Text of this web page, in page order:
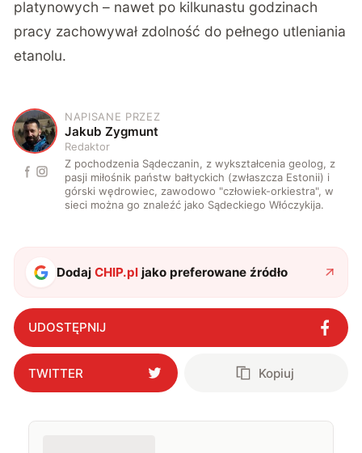
platynowych – nawet po kilkunastu godzinach
pracy zachowywał zdolność do pełnego utleniania
etanolu.
J
NAPISANE PRZEZ
Jakub Zygmunt
Redaktor
Z pochodzenia Sądeczanin, z wykształcenia geolog, z
pasji miłośnik państw bałtyckich (zwłaszcza Estonii) i
górski wędrowiec, zawodowo "człowiek-orkiestra", w
sieci można go znaleźć jako Sądeckiego Włóczykija.
DodajCHIP.pl jako preferowane źródło
UDOSTĘPNIJ
TWITTER Kopiuj